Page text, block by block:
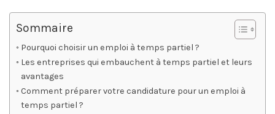
Sommaire
Pourquoi choisir un emploi à temps partiel ?
Les entreprises qui embauchent à temps partiel et leurs
avantages
Comment préparer votre candidature pour un emploi à
temps partiel ?